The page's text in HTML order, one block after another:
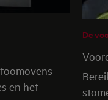
en het
De